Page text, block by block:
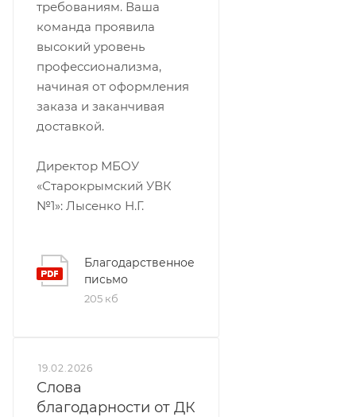
требованиям. Ваша
команда проявила
высокий уровень
профессионализма,
начиная от оформления
заказа и заканчивая
доставкой.
Директор МБОУ
«Старокрымский УВК
№1»: Лысенко Н.Г.
Благодарственное
письмо
205 кб
19.02.2026
Слова
благодарности от ДК